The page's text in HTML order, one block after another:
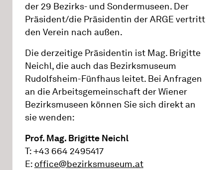
der 29 Bezirks- und Sondermuseen. Der
Präsident/die Präsidentin der ARGE vertritt
den Verein nach außen.
Die derzeitige Präsidentin ist Mag. Brigitte
Neichl, die auch das Bezirksmuseum
Rudolfsheim-Fünfhaus leitet. Bei Anfragen
an die Arbeitsgemeinschaft der Wiener
Bezirksmuseen können Sie sich direkt an
sie wenden:
Prof. Mag. Brigitte Neichl
T: +43 664 2495417
E: office@bezirksmuseum.at